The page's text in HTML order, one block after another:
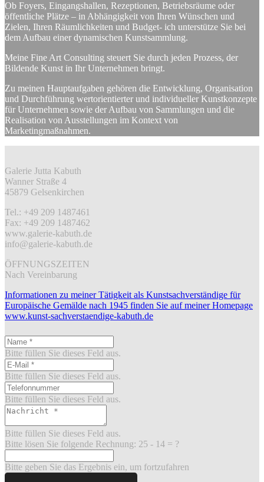
Ob Foyers, Eingangshallen, Rezeptionen, Betriebsräume oder
öffentliche Plätze – in Abhängigkeit von Ihren Wünschen und
Zielen, Ihren Räumlichkeiten und Budget- ich unterstütze Sie bei
dem Aufbau einer dynamischen Kunstsammlung.
Meine Fine Art Consulting steuert Sie durch jeden Prozess, der
Bildende Kunst in Ihr Unternehmen bringt.
Zu meinen Hauptaufgaben gehören die Entwicklung, Organisation
und Durchführung wertorientierter und individueller Kunstkonzepte
für Unternehmen sowie der Aufbau von Sammlungen und die
Realisation von Ausstellungen im Kontext von
Marketingmaßnahmen.
Galerie Jutta Kabuth
Wanner Straße 4
45879 Gelsenkirchen
Tel.: +49 209 1487461
Fax: +49 209 1487462
www.galerie-kabuth.de
info@galerie-kabuth.de
ÖFFNUNGSZEITEN
Nach Vereinbarung
Informationen zu meiner Tätigkeit als Kunstsachverständige für
Europäische Gemälde nach 1945 finden Sie auf meiner Homepage
www.kunst-sachverstaendige-kabuth.de
Bitte füllen Sie dieses Feld aus.
Bitte füllen Sie dieses Feld aus.
Bitte füllen Sie dieses Feld aus.
Bitte füllen Sie dieses Feld aus.
Bitte lösen Sie folgende Rechnung: 25 - 14 = ?
Bitte geben Sie das Ergebnis ein, um fortzufahren